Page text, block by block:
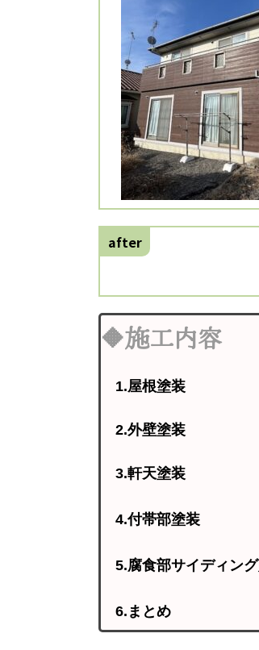
after
🔶施工内容
1.屋根塗装
2.外壁塗装
3.軒天塗装
4.付帯部塗装
5.腐食部サイディング
6.まとめ